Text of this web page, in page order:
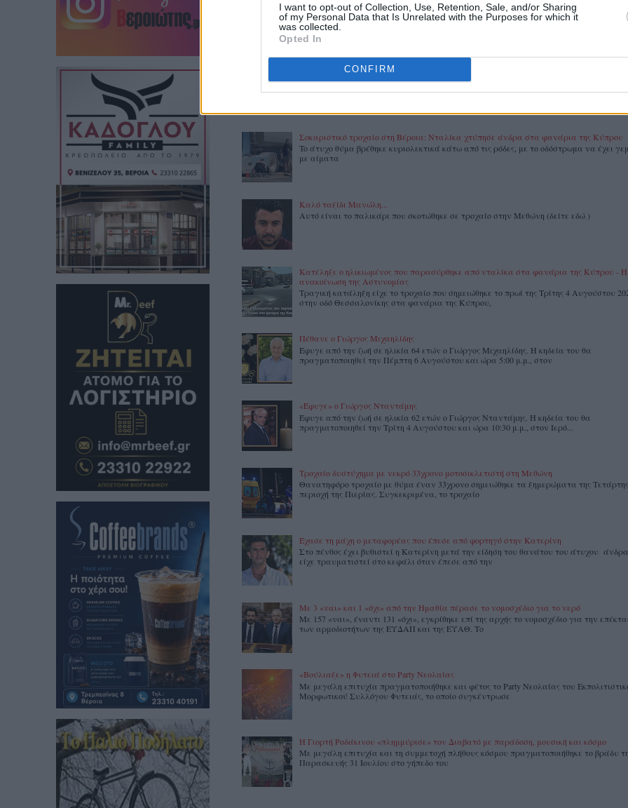
I want to opt-out of Collection, Use, Retention, Sale, and/or Sharing
of my Personal Data that Is Unrelated with the Purposes for which it
was collected.
Opted In
CONFIRM
Σοκαριστικό τροχαίο στη Βέροια: Νταλίκα χτύπησε άνδρα στα φανάρια της Κύπρου
To άτυχο θύμα βρέθηκε κυριολεκτικά κάτω από τις ρόδες, με το οδόστρωμα να έχει
με αίματα
Καλό ταξίδι Μανώλη...
Αυτό είναι το παλικάρι που σκοτώθηκε σε τροχαίο στην Μεθώνη (δείτε εδώ )
Κατέληξε ο ηλικιωμένος που παρασύρθηκε από νταλίκα στα φανάρια της Κύπρου - Η
ανακοίνωση της Αστυνομίας
Τραγική κατάληξη είχε το τροχαίο που σημειώθηκε το πρωί της Τρίτης 4 Αυγούστου
στην οδό Θεσσαλονίκης στα φανάρια της Κύπρου,
Πέθανε ο Γιώργος Μιχαηλίδης
Έφυγε από την ζωή σε ηλικία 64 ετών ο Γιώργος Μιχαηλίδης. Η κηδεία του θα
πραγματοποιηθεί την Πέμπτη 6 Αυγούστου και ώρα 5:00 μ.μ., στον
«Έφυγε» ο Γιώργος Νταντάμης
Έφυγε από την ζωή σε ηλικία 62 ετών ο Γιώργος Νταντάμης. Η κηδεία του θα
πραγματοποιηθεί την Τρίτη 4 Αυγούστου και ώρα 10:30 μ.μ., στον Ιερό...
Τροχαίο δυστύχημα με νεκρό 33χρονο μοτοσικλετιστή στη Μεθώνη
Θανατηφόρο τροχαίο με θύμα έναν 33χρονο σημειώθηκε τα ξημερώματα της
περιοχή της Πιερίας. Συγκεκριμένα, το τροχαίο
Έχασε τη μάχη ο μεταφορέας που έπεσε από φορτηγό στην Κατερίνη
Στο πένθος έχει βυθιστεί η Κατερίνη μετά την είδηση του θανάτου του άτυχου
είχε τραυματιστεί στο κεφάλι όταν έπεσε από την
Με 3 «ναι» και 1 «όχι» από την Ημαθία πέρασε το νομοσχέδιο για το νερό
Με 157 «ναι», έναντι 131 «όχι», εγκρίθηκε επί της αρχής το νομοσχέδιο για την
των αρμοδιοτήτων της ΕΥΔΑΠ και της ΕΥΑΘ. Το
«Βούλιαξε» η Φυτειά στο Party Νεολαίας
Με μεγάλη επιτυχία πραγματοποιήθηκε και φέτος το Party Νεολαίας του
Μορφωτικού Συλλόγου Φυτειάς, το οποίο συγκέντρωσε
Η Γιορτή Ροδάκινου «πλημμύρισε» τον Διαβατό με παράδοση, μουσική και κόσμο
Με μεγάλη επιτυχία και τη συμμετοχή πλήθους κόσμου πραγματοποιήθηκε το βράδυ
Παρασκευής 31 Ιουλίου στο γήπεδο του